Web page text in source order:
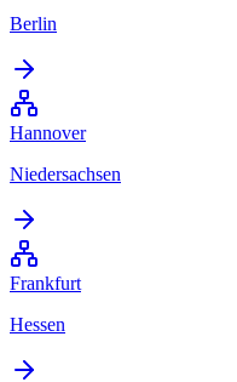
Berlin
Hannover
Niedersachsen
Frankfurt
Hessen